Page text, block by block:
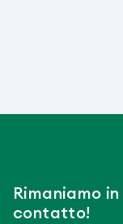
Rimaniamo in
contatto!